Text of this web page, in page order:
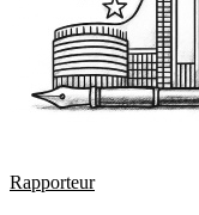
Rapporteur